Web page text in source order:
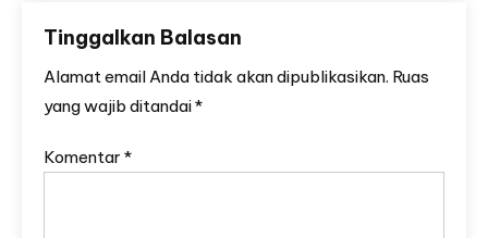
Tinggalkan Balasan
Alamat email Anda tidak akan dipublikasikan. Ruas
yang wajib ditandai*
Komentar *